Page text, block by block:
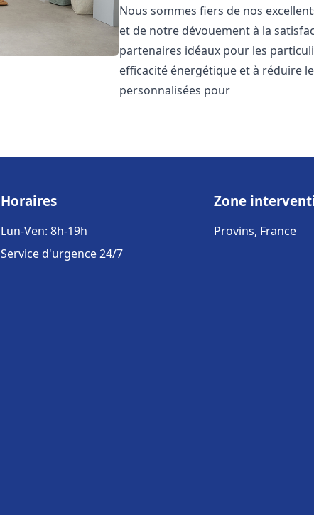
Nous sommes fiers de nos
et de notre dévouement à la
partenaires idéaux pour les
efficacité énergétique et à réduire
personnalisées pour
Horaires
Lun-Ven: 8h-19h
Service d'urgence 24/7
Zone
Provins, France